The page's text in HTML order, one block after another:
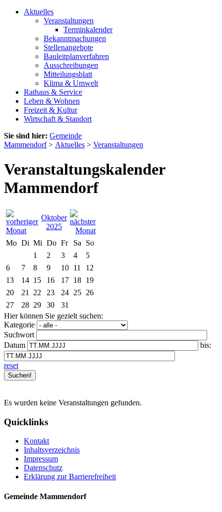
Aktuelles
Veranstaltungen
Terminkalender
Bekanntmachungen
Stellenangebote
Bauleitplanverfahren
Ausschreibungen
Mitteilungsblatt
Klima & Umwelt
Rathaus & Service
Leben & Wohnen
Freizeit & Kultur
Wirtschaft & Standort
Sie sind hier: Gemeinde
Mammendorf> Aktuelles > Veranstaltungen
Veranstaltungskalender
Mammendorf
Oktober
2025
Mo Di Mi Do Fr Sa
So
1
2 3 4
5
6
7 8 9 10 11
12
13
14 15 16 17 18 19
20
21 22 23 24 25 26
27
28 29 30
31
Hier können Sie gezielt suchen:
Kategorie
Suchwort
Datum
bis:
reset
Es wurden keine Veranstaltungen gefunden.
Quicklinks
Kontakt
Inhaltsverzeichnis
Impressum
Datenschutz
Erklärung zur Barrierefreiheit
Gemeinde Mammendorf